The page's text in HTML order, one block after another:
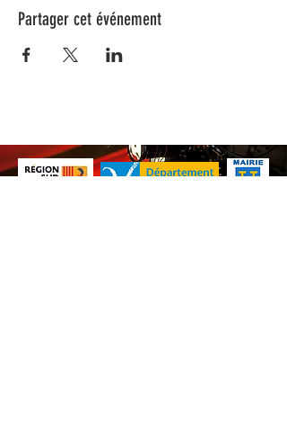
Partager cet événement